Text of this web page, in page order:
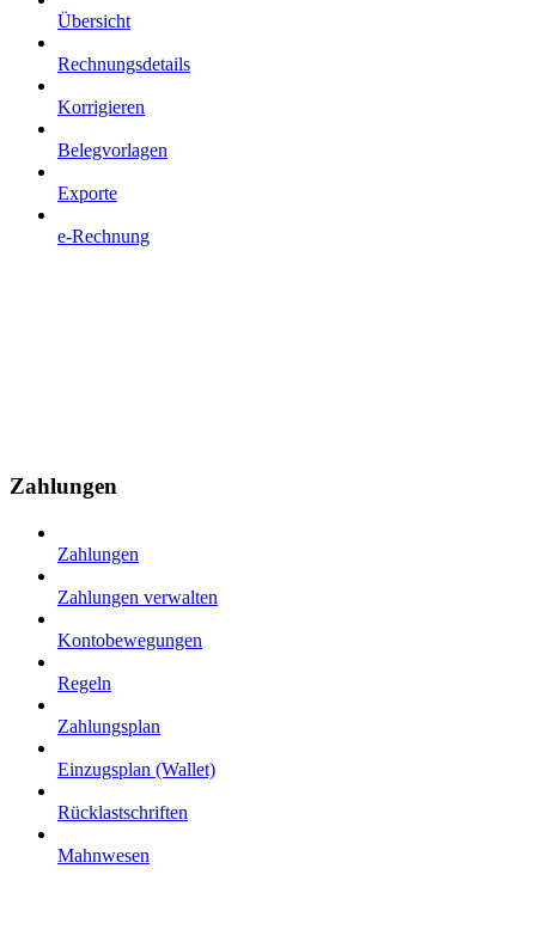
Übersicht
Rechnungsdetails
Korrigieren
Belegvorlagen
Exporte
e-Rechnung
Zahlungen
Zahlungen
Zahlungen verwalten
Kontobewegungen
Regeln
Zahlungsplan
Einzugsplan (Wallet)
Rücklastschriften
Mahnwesen